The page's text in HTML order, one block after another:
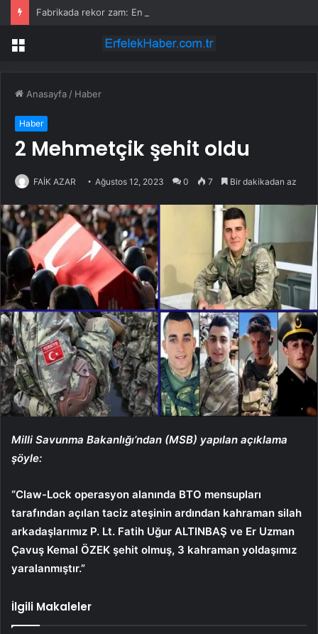
Menü
Anasayfa / Haber
Haber
2 Mehmetçik şehit oldu
FAİK AZAR Ağustos 12, 2023 0 7 Bir dakikadan az
Milli Savunma Bakanlığı’ndan (MSB) yapılan açıklama
şöyle:
“Claw-Lock operasyon alanında BTO mensupları
tarafından açılan taciz ateşinin ardından kahraman silah
arkadaşlarımız P. Lt. Fatih Uğur ALTINBAŞ ve Er Uzman
Çavuş Kemal ÖZEK şehit olmuş, 3 kahraman yoldaşımız
yaralanmıştır.”
İlgili Makaleler